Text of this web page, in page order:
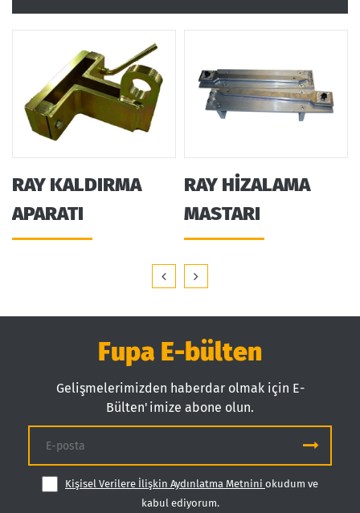
RAY KALDIRMA
APARATI
RAY HİZALAMA
MASTARI
Fupa E-bülten
Gelişmelerimizden haberdar olmak için E-
Bülten'imize abone olun.
Kişisel Verilere İlişkin Aydınlatma Metnini okudum ve
kabul ediyorum.